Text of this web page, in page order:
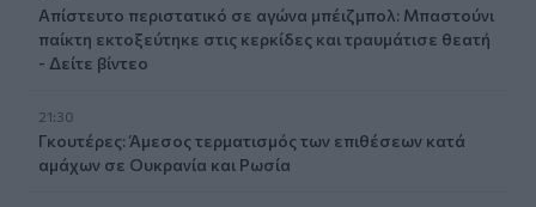
Απίστευτο περιστατικό σε αγώνα μπέιζμπολ: Μπαστούνι
παίκτη εκτοξεύτηκε στις κερκίδες και τραυμάτισε θεατή
- Δείτε βίντεο
21:30
Γκουτέρες: Άμεσος τερματισμός των επιθέσεων κατά
αμάχων σε Ουκρανία και Ρωσία